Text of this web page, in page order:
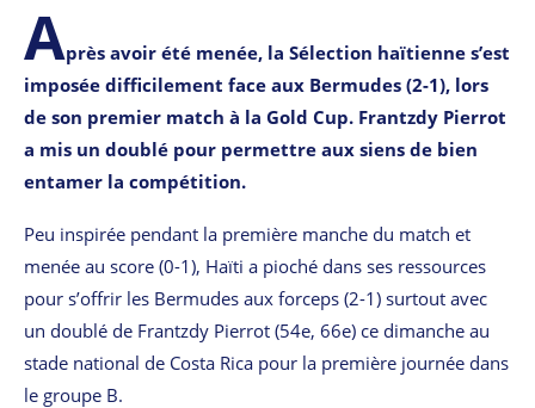
Après avoir été menée, la Sélection haïtienne s’est
imposée difficilement face aux Bermudes (2-1), lors
de son premier match à la Gold Cup. Frantzdy Pierrot
a mis un doublé pour permettre aux siens de bien
entamer la compétition.
Peu inspirée pendant la première manche du match et
menée au score (0-1), Haïti a pioché dans ses ressources
pour s’offrir les Bermudes aux forceps (2-1) surtout avec
un doublé de Frantzdy Pierrot (54e, 66e) ce dimanche au
stade national de Costa Rica pour la première journée dans
le groupe B.